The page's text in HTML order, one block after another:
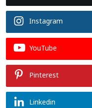
Instagram
YouTube
Pinterest
Linkedin